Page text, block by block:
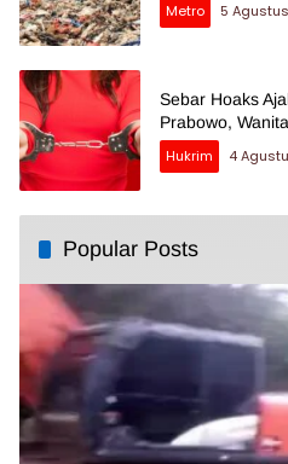
Metro
5
Sebar Hoaks
Prabowo,
Hukrim
4
Popular Posts